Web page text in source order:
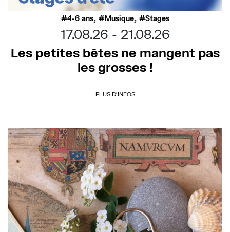
4-6 ans, Musique, Stages
17.08.26
21.08.26
Les petites bêtes ne mangent pas
les grosses !
PLUS D'INFOS